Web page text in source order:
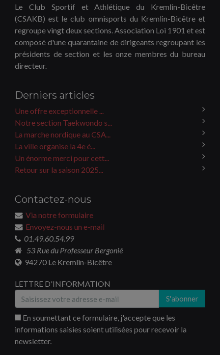
Le Club Sportif et Athlétique du Kremlin-Bicêtre
(CSAKB) est le club omnisports du Kremlin-Bicêtre et
regroupe vingt deux sections. Association Loi 1901 et est
composé d'une quarantaine de dirigeants regroupant les
présidents de section et les onze membres du bureau
directeur.
Derniers articles
Une offre exceptionnelle ...
Notre section Taekwondo s...
La marche nordique au CSA...
La ville organise la 4e é...
Un énorme merci pour cett...
Retour sur la saison 2025...
Contactez-nous
Via notre formulaire
Envoyez-nous un e-mail
01.49.60.54.99
53 Rue du Professeur Bergonié
94270 Le Kremlin-Bicêtre
LETTRE D'INFORMATION
S'abonner
En soumettant ce formulaire, j'accepte que les
informations saisies soient utilisées pour recevoir la
newsletter.